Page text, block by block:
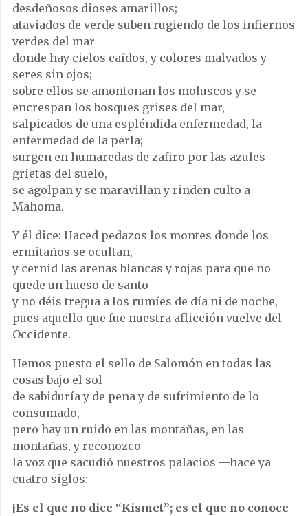
desdeñosos dioses amarillos;
ataviados de verde suben rugiendo de los infiernos
verdes del mar
donde hay cielos caídos, y colores malvados y
seres sin ojos;
sobre ellos se amontonan los moluscos y se
encrespan los bosques grises del mar,
salpicados de una espléndida enfermedad, la
enfermedad de la perla;
surgen en humaredas de zafiro por las azules
grietas del suelo,
se agolpan y se maravillan y rinden culto a
Mahoma.
Y él dice: Haced pedazos los montes donde los
ermitaños se ocultan,
y cernid las arenas blancas y rojas para que no
quede un hueso de santo
y no déis tregua a los rumíes de día ni de noche,
pues aquello que fue nuestra aflicción vuelve del
Occidente.
Hemos puesto el sello de Salomón en todas las
cosas bajo el sol
de sabiduría y de pena y de sufrimiento de lo
consumado,
pero hay un ruido en las montañas, en las
montañas, y reconozco
la voz que sacudió nuestros palacios —hace ya
cuatro siglos:
¡Es el que no dice “Kismet”; es el que no conoce